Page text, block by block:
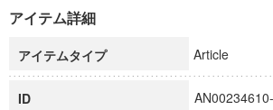
科学研究費補助金研究成果報告書
慶應義塾大学グローバルCOEプログ
慶應義塾大学グローバルCOEプログ
博士課程教育リーディングプログラ
アイテム詳細
アイテムタイプ Article
ID